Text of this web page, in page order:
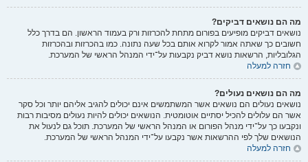
מה הם נושאים דביקים?
נושאים דביקים מופיעים בפורום מתחת להכרזות ורק בעמוד הראשון. הם בדרך כלל
חשובים כך שאתה אמור לקרוא אותם בכל שעה נתונה. כמו בהכרזות ובהכרזות
הגלובליות, הרשאות נושא דביק נקבעות על־ידי המנהל הראשי של המערכת.
חזרה למעלה
מה הם נושאים נעולים?
נושאים נעולים הם נושאים אשר המשתמשים אינם יכולים להגיב אליהם יותר וכל סקר
אשר הם עלולים להכיל יסתיים אוטומטית. הנושאים יכולים להיות נעולים מסיבות רבות
ונקבעו כך על־ידי מנהל הפורום או המנהל הראשי של המערכת. תוכל גם לנעול את
הנושאים שלך לפי ההרשאות אשר נקבעו על־ידי המנהל הראשי של המערכת.
חזרה למעלה